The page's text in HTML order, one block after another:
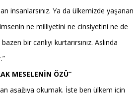
insanlarsınız. Ya da ülkemizde yaşanan
ne milliyetini ne cinsiyetini ne de
bir canlıyı kurtarırsınız. Aslında
MESELENİN ÖZÜ”
aşağıya okumak. İşte ben ülkem için